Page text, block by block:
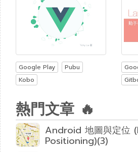
Google Play
Pubu
Kobo
熱門文章 🔥
Android 地圖與定位
Positioning)(3)